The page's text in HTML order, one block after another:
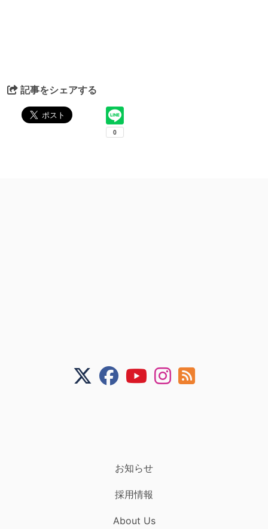
記事をシェアする
お知らせ
採用情報
About Us